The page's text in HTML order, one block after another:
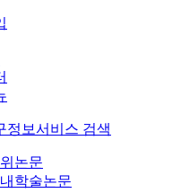
정보서비스 검색
논문
학술논문